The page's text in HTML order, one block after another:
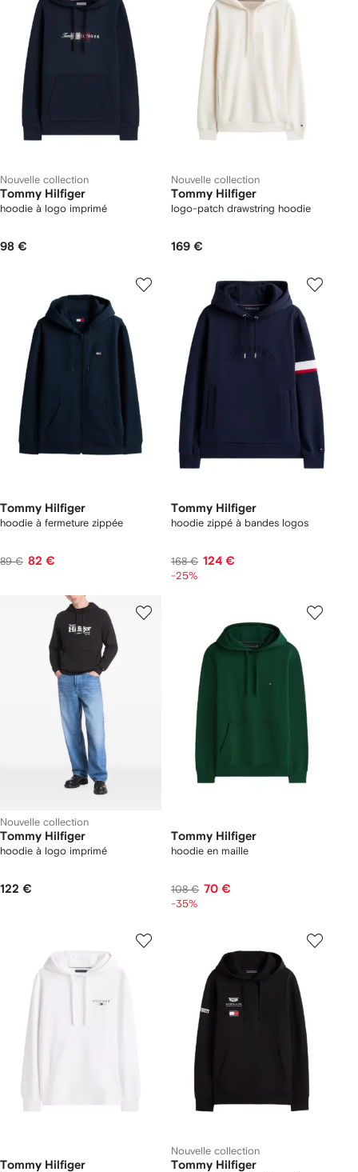
Nouvelle collection
Tommy Hilfiger
hoodie à logo imprimé
98 €
Nouvelle collection
Tommy Hilfiger
logo-patch drawstring hoodie
169 €
Tommy Hilfiger
hoodie à fermeture zippée
89 € 82 €
Tommy Hilfiger
hoodie zippé à bandes logos
168 € 124 €
-25%
Nouvelle collection
Tommy Hilfiger
hoodie à logo imprimé
122 €
Tommy Hilfiger
hoodie en maille
108 € 70 €
-35%
Tommy Hilfiger
Nouvelle collection
Tommy Hilfiger